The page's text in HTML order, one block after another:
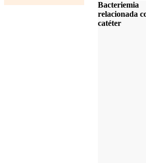
Bacteriemia
relacionada
catéter